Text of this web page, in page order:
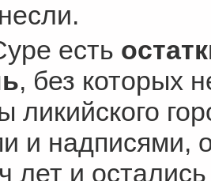
есть
, без которых
ликийского
и надписями,
лет и